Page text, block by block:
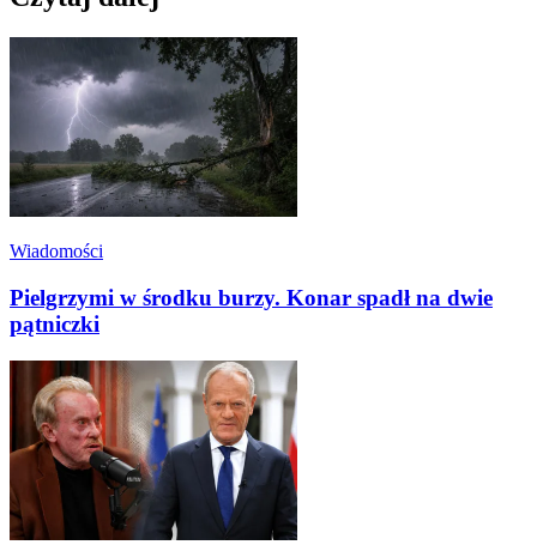
Wiadomości
Pielgrzymi w środku burzy. Konar spadł na dwie
pątniczki